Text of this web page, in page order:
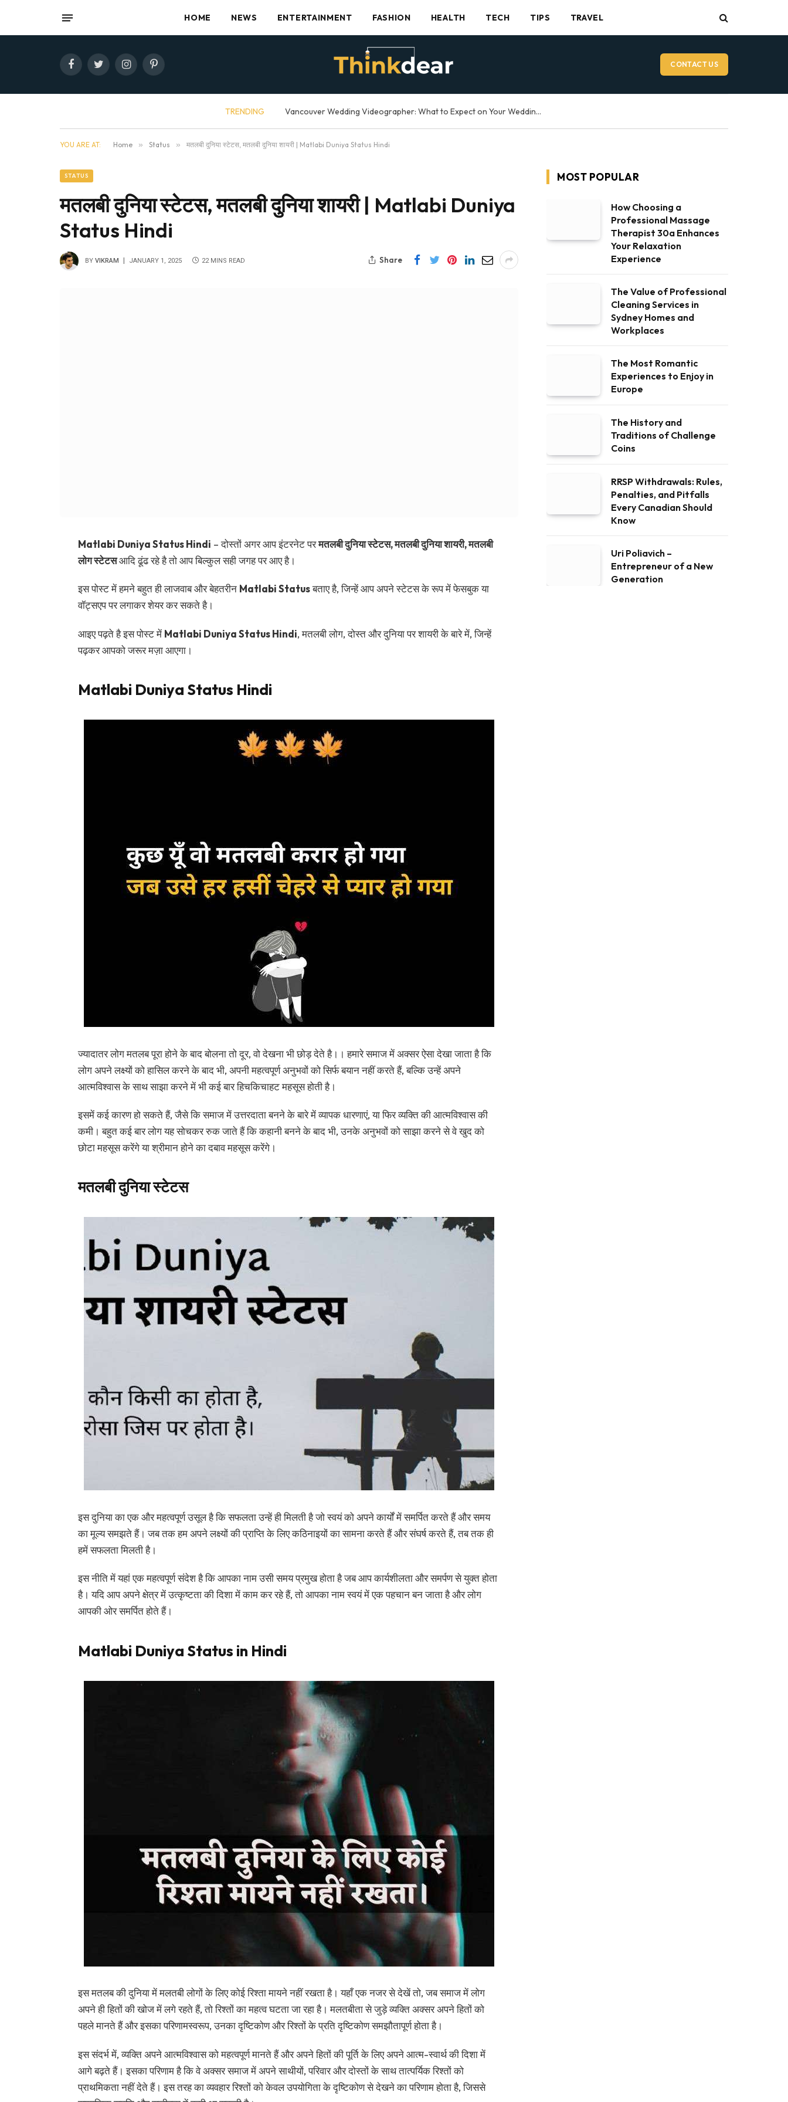
HOME NEWS ENTERTAINMENT FASHION HEALTH TECH TIPS TRAVEL
FacebookTwitterInstagramPinterest CONTACT US
TRENDING Vancouver Wedding Videographer: What to Expect on Your Wedding Day
YOU ARE AT: Home » Status » मतलबी दुनिया स्टेटस, मतलबी दुनिया शायरी | Matlabi Duniya Status Hindi
STATUS
मतलबी दुनिया स्टेटस, मतलबी दुनिया शायरी | Matlabi Duniya
Status Hindi
BY VIKRAM JANUARY 1, 2025 22 MINS READ Share
Matlabi Duniya Status Hindi – दोस्तों अगर आप इंटरनेट परमतलबी दुनिया स्टेटस, मतलबी दुनिया शायरी, मतलबी
लोग स्टेटसआदि ढूंढ रहे है तो आप बिल्कुल सही जगह पर आए है।
इस पोस्ट में हमने बहुत ही लाजवाब और बेहतरीन Matlabi Statusबताए है, जिन्हें आप अपने स्टेटस के रूप में फेसबुक या
वॉट्सएप पर लगाकर शेयर कर सकते है।
आइए पढ़ते है इस पोस्ट में Matlabi Duniya Status Hindi, मतलबी लोग, दोस्त और दुनिया पर शायरी के बारे में, जिन्हें
पढ़कर आपको जरूर मज़ा आएगा।
Matlabi Duniya Status Hindi
ज्यादातर लोग मतलब पूरा होने के बाद बोलना तो दूर, वो देखना भी छोड़ देते है।। हमारे समाज में अक्सर ऐसा देखा जाता है कि
लोग अपने लक्ष्यों को हासिल करने के बाद भी, अपनी महत्वपूर्ण अनुभवों को सिर्फ बयान नहीं करते हैं, बल्कि उन्हें अपने
आत्मविश्वास के साथ साझा करने में भी कई बार हिचकिचाहट महसूस होती है।
इसमें कई कारण हो सकते हैं, जैसे कि समाज में उत्तरदाता बनने के बारे में व्यापक धारणाएं, या फिर व्यक्ति की आत्मविश्वास की
कमी। बहुत कई बार लोग यह सोचकर रुक जाते हैं कि कहानी बनने के बाद भी, उनके अनुभवों को साझा करने से वे खुद को
छोटा महसूस करेंगे या श्रीमान होने का दबाव महसूस करेंगे।
मतलबी दुनिया स्टेटस
इस दुनिया का एक और महत्वपूर्ण उसूल है कि सफलता उन्हें ही मिलती है जो स्वयं को अपने कार्यों में समर्पित करते हैं और समय
का मूल्य समझते हैं। जब तक हम अपने लक्ष्यों की प्राप्ति के लिए कठिनाइयों का सामना करते हैं और संघर्ष करते हैं, तब तक ही
हमें सफलता मिलती है।
इस नीति में यहां एक महत्वपूर्ण संदेश है कि आपका नाम उसी समय प्रमुख होता है जब आप कार्यशीलता और समर्पण से युक्त होता
है। यदि आप अपने क्षेत्र में उत्कृष्टता की दिशा में काम कर रहे हैं, तो आपका नाम स्वयं में एक पहचान बन जाता है और लोग
आपकी ओर समर्पित होते हैं।
Matlabi Duniya Status in Hindi
इस मतलब की दुनिया में मलतबी लोगों के लिए कोई रिश्ता मायने नहीं रखता है। यहाँ एक नजर से देखें तो, जब समाज में लोग
अपने ही हितों की खोज में लगे रहते हैं, तो रिश्तों का महत्व घटता जा रहा है। मलतबीता से जुड़े व्यक्ति अक्सर अपने हितों को
पहले मानते हैं और इसका परिणामस्वरूप, उनका दृष्टिकोण और रिश्तों के प्रति दृष्टिकोण समझौतापूर्ण होता है।
इस संदर्भ में, व्यक्ति अपने आत्मविश्वास को महत्वपूर्ण मानते हैं और अपने हितों की पूर्ति के लिए अपने आत्म-स्वार्थ की दिशा में
आगे बढ़ते हैं। इसका परिणाम है कि वे अक्सर समाज में अपने साथीयों, परिवार और दोस्तों के साथ तात्पर्यिक रिश्तों को
प्राथमिकता नहीं देते हैं। इस तरह का व्यवहार रिश्तों को केवल उपयोगिता के दृष्टिकोण से देखने का परिणाम होता है, जिससे
MOST POPULAR
How Choosing a
Professional Massage
Therapist 30a Enhances
Your Relaxation
Experience
The Value of Professional
Cleaning Services in
Sydney Homes and
Workplaces
The Most Romantic
Experiences to Enjoy in
Europe
The History and
Traditions of Challenge
Coins
RRSP Withdrawals: Rules,
Penalties, and Pitfalls
Every Canadian Should
Know
Uri Poliavich –
Entrepreneur of a New
Generation